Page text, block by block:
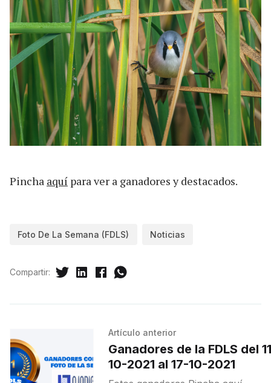
Pincha aquí para ver a ganadores y destacados.
Foto De La Semana (FDLS) Noticias
Compartir:
Artículo anterior
Ganadores de la FDLS del
10-2021 al 17-10-2021